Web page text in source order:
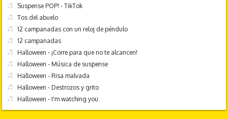
Suspense POP! - TikTok
Tos del abuelo
12 campanadas con un reloj de péndulo
12 campanadas
Halloween - ¡Corre para que no te alcancen!
Halloween - Música de suspense
Halloween - Risa malvada
Halloween - Destrozos y grito
Halloween - I'm watching you